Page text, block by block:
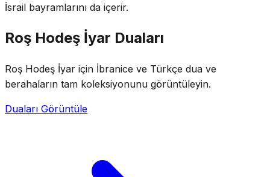
İsrail bayramlarını da içerir.
Roş Hodeş İyar Duaları
Roş Hodeş İyar için İbranice ve Türkçe dua ve
berahaların tam koleksiyonunu görüntüleyin.
Duaları Görüntüle